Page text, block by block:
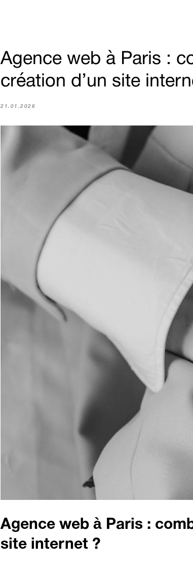
Agence web à Paris :
création d’un site
21.01.2026
Agence web à Paris :
site internet ?